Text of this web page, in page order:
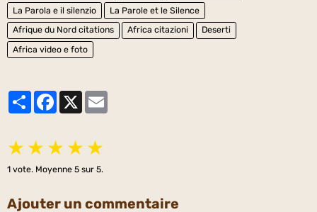
La Parola e il silenzio
La Parole et le Silence
Afrique du Nord citations
Africa citazioni
Deserti
Africa video e foto
PartagerFacebook
X
★ ★ ★ ★ ★
1 vote. Moyenne 5 sur 5.
Ajouter un commentaire